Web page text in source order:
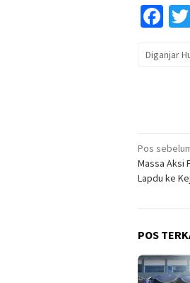
Diganjar
pos
Pos
Massa Aksi
Lapdu ke
POS